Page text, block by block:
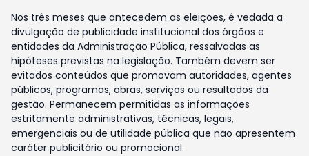
Nos três meses que antecedem as eleições, é vedada a
divulgação de publicidade institucional dos órgãos e
entidades da Administração Pública, ressalvadas as
hipóteses previstas na legislação. Também devem ser
evitados conteúdos que promovam autoridades, agentes
públicos, programas, obras, serviços ou resultados da
gestão. Permanecem permitidas as informações
estritamente administrativas, técnicas, legais,
emergenciais ou de utilidade pública que não apresentem
caráter publicitário ou promocional.